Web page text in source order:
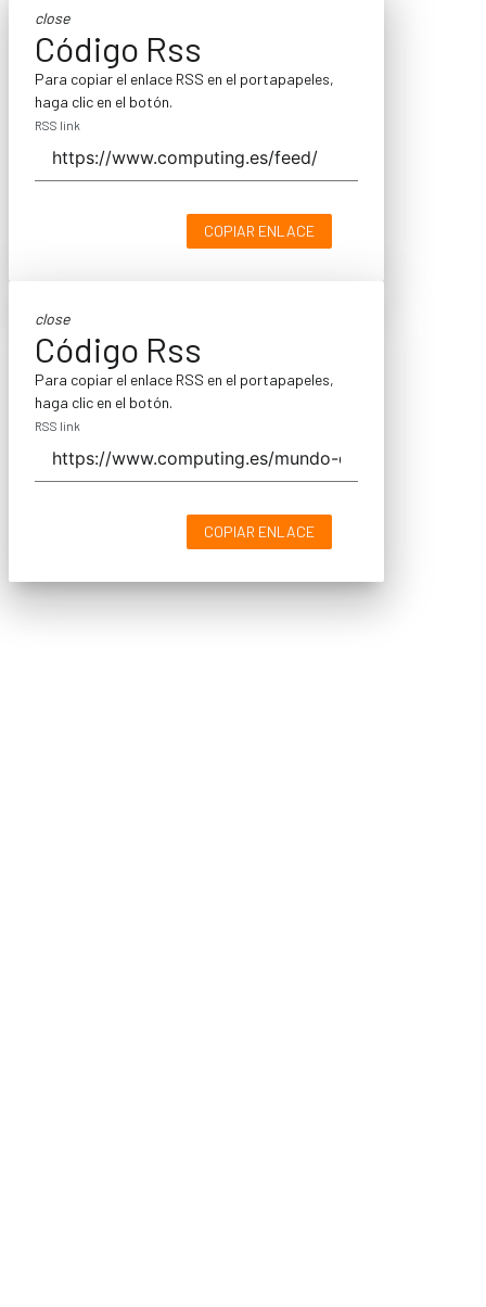
close
Código Rss
Para copiar el enlace RSS en el portapapeles,
haga clic en el botón.
RSS link
COPIAR ENLACE
close
Código Rss
Para copiar el enlace RSS en el portapapeles,
haga clic en el botón.
RSS link
COPIAR ENLACE